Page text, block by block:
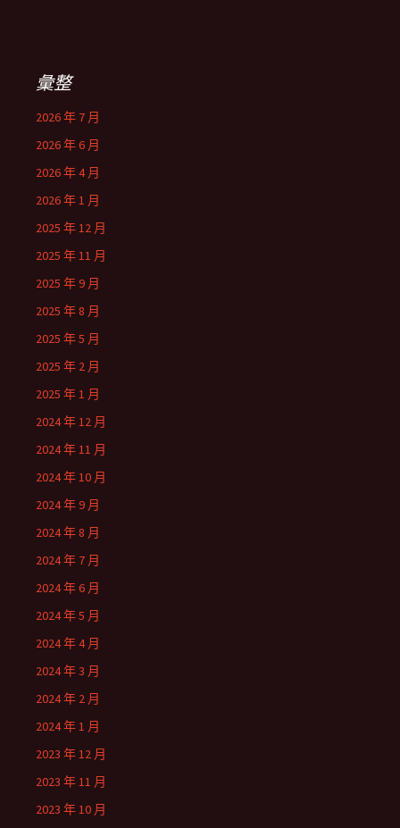
彙整
2026 年 7 月
2026 年 6 月
2026 年 4 月
2026 年 1 月
2025 年 12 月
2025 年 11 月
2025 年 9 月
2025 年 8 月
2025 年 5 月
2025 年 2 月
2025 年 1 月
2024 年 12 月
2024 年 11 月
2024 年 10 月
2024 年 9 月
2024 年 8 月
2024 年 7 月
2024 年 6 月
2024 年 5 月
2024 年 4 月
2024 年 3 月
2024 年 2 月
2024 年 1 月
2023 年 12 月
2023 年 11 月
2023 年 10 月